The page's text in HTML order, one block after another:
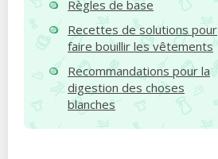
Règles de base
Recettes de solutions pour
faire bouillir les vêtements
Recommandations pour la
digestion des choses
blanches